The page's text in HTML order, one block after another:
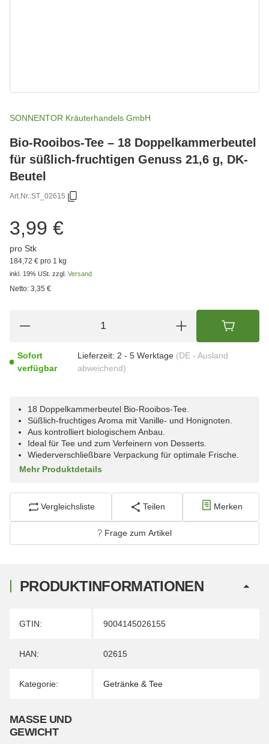
SONNENTOR Kräuterhandels GmbH
Bio-Rooibos-Tee – 18 Doppelkammerbeutel
für süßlich-fruchtigen Genuss 21,6 g, DK-
Beutel
Art.Nr.:ST_02615
3,99 €
pro Stk
184,72 € pro 1 kg
inkl. 19% USt. zzgl. Versand
Netto: 3,35 €
Sofort
verfügbar
Lieferzeit: 2 - 5 Werktage (DE - Ausland
abweichend)
18 Doppelkammerbeutel Bio-Rooibos-Tee.
Süßlich-fruchtiges Aroma mit Vanille- und Honignoten.
Aus kontrolliert biologischem Anbau.
Ideal für Tee und zum Verfeinern von Desserts.
Wiederverschließbare Verpackung für optimale Frische.
Mehr Produktdetails
Vergleichsliste Teilen Merken
Frage zum Artikel
PRODUKTINFORMATIONEN
Produkteigenschaft
Wert
GTIN: 9004145026155
HAN: 02615
Kategorie: Getränke & Tee
MASSE UND G
EWICHT